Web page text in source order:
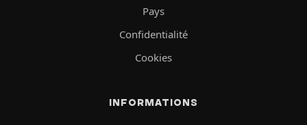
Pays
Confidentialité
Cookies
INFORMATIONS